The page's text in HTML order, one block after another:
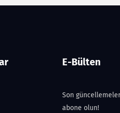
E-Bülten
Son
abone olun!